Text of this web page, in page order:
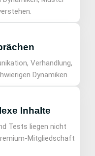
Verhandlung,
Dynamiken.
Inhalte
Tests liegen nicht
Mitgliedschaft